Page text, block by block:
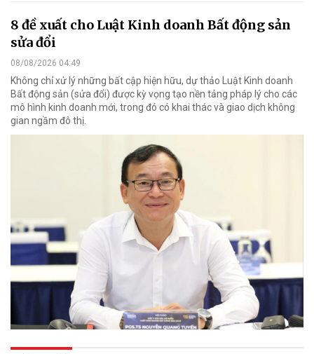
8 đề xuất cho Luật Kinh doanh Bất động sản
sửa đổi
08/08/2026 04:49
Không chỉ xử lý những bất cập hiện hữu, dự thảo Luật Kinh doanh
Bất động sản (sửa đổi) được kỳ vọng tạo nền tảng pháp lý cho các
mô hình kinh doanh mới, trong đó có khai thác và giao dịch không
gian ngầm đô thị.